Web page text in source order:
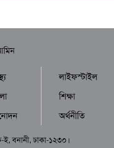
লাইফস্টাইল
শিক্ষা
অর্থনীতি
ই, বনানী, ঢাকা-১২৩০।